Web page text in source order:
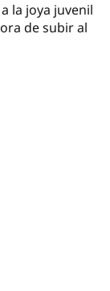
la joya juvenil
de subir al